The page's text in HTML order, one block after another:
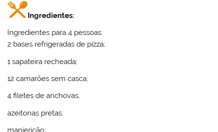
Ingredientes:
Ingredientes para 4 pessoas:
2 bases refrigeradas de pizza;
1 sapateira recheada;
12 camarões sem casca;
4 filetes de anchovas;
azeitonas pretas;
manjericão;